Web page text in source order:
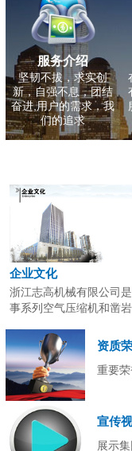
服务介绍
坚韧不拔，求实创
新，自强不息，团结
奋进,用户的需求，我
们的追求
企业文化
浙江志高机械有限公司
事系列空气压缩机和凿
的专业机构。产品广泛应
业气源、各类矿山开采和
目建设。企业以技术开发
心，...
资质
重要
宣传
展示